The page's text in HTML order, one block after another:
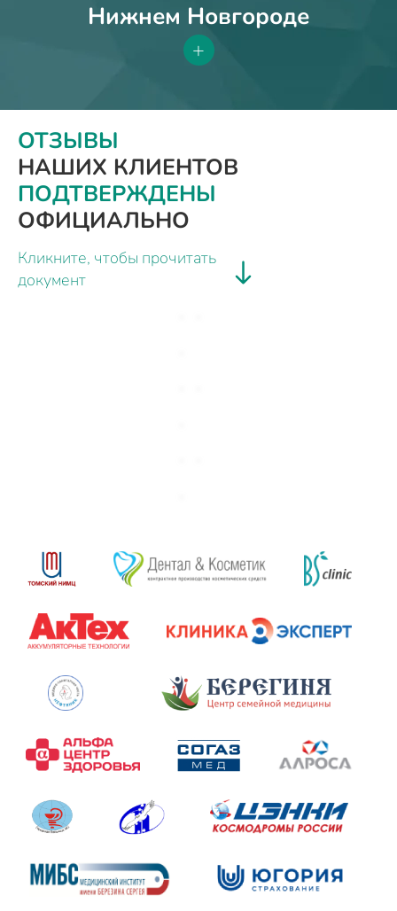
Нижнем Новгороде
+
ОТЗЫВЫ
НАШИХ КЛИЕНТОВ
ПОДТВЕРЖДЕНЫ
ОФИЦИАЛЬНО
Кликните, чтобы прочитать
документ